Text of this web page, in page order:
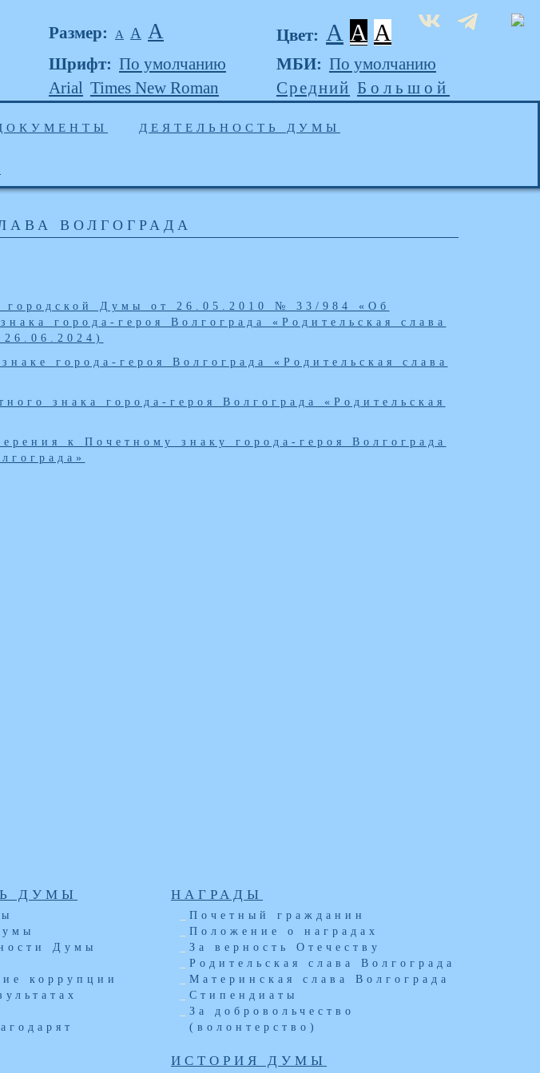
Размер: А А А Цвет: A A A
Шрифт: По умолчанию
Arial Times New Roman
МБИ: По умолчанию
Средний Большой
ДЕЯТЕЛЬНОСТЬ ДУМЫ
ВОЛГОГРАДА
городской Думы от 26.05.2010 № 33/984 «Об
города-героя Волгограда «Родительская слава
города-героя Волгограда «Родительская слава
знака города-героя Волгограда «Родительская
к Почетному знаку города-героя Волгограда
ДУМЫ
Думы
коррупции
НАГРАДЫ
Почетный гражданин
Положение о наградах
За верность Отечеству
Родительская слава Волгограда
Материнская слава Волгограда
Стипендиаты
За добровольчество
(волонтерство)
ИСТОРИЯ ДУМЫ